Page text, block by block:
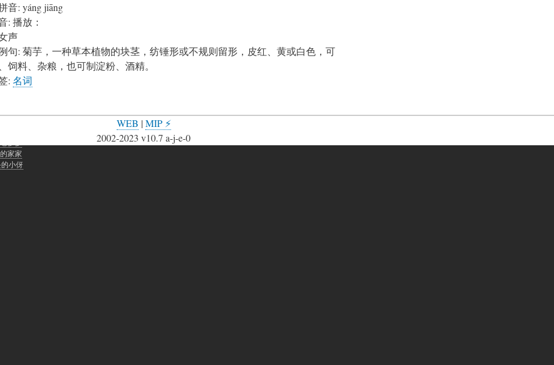
音: yáng jiāng
: 播放：
声
句: 菊芋，一种草本植物的块茎，纺锤形或不规则留形，皮红、黄或白色，可
饲料、杂粮，也可制淀粉、酒精。
: 名词
家家
小伢
WEB |MIP ⚡
2002-2023 v10.7 a-j-e-0